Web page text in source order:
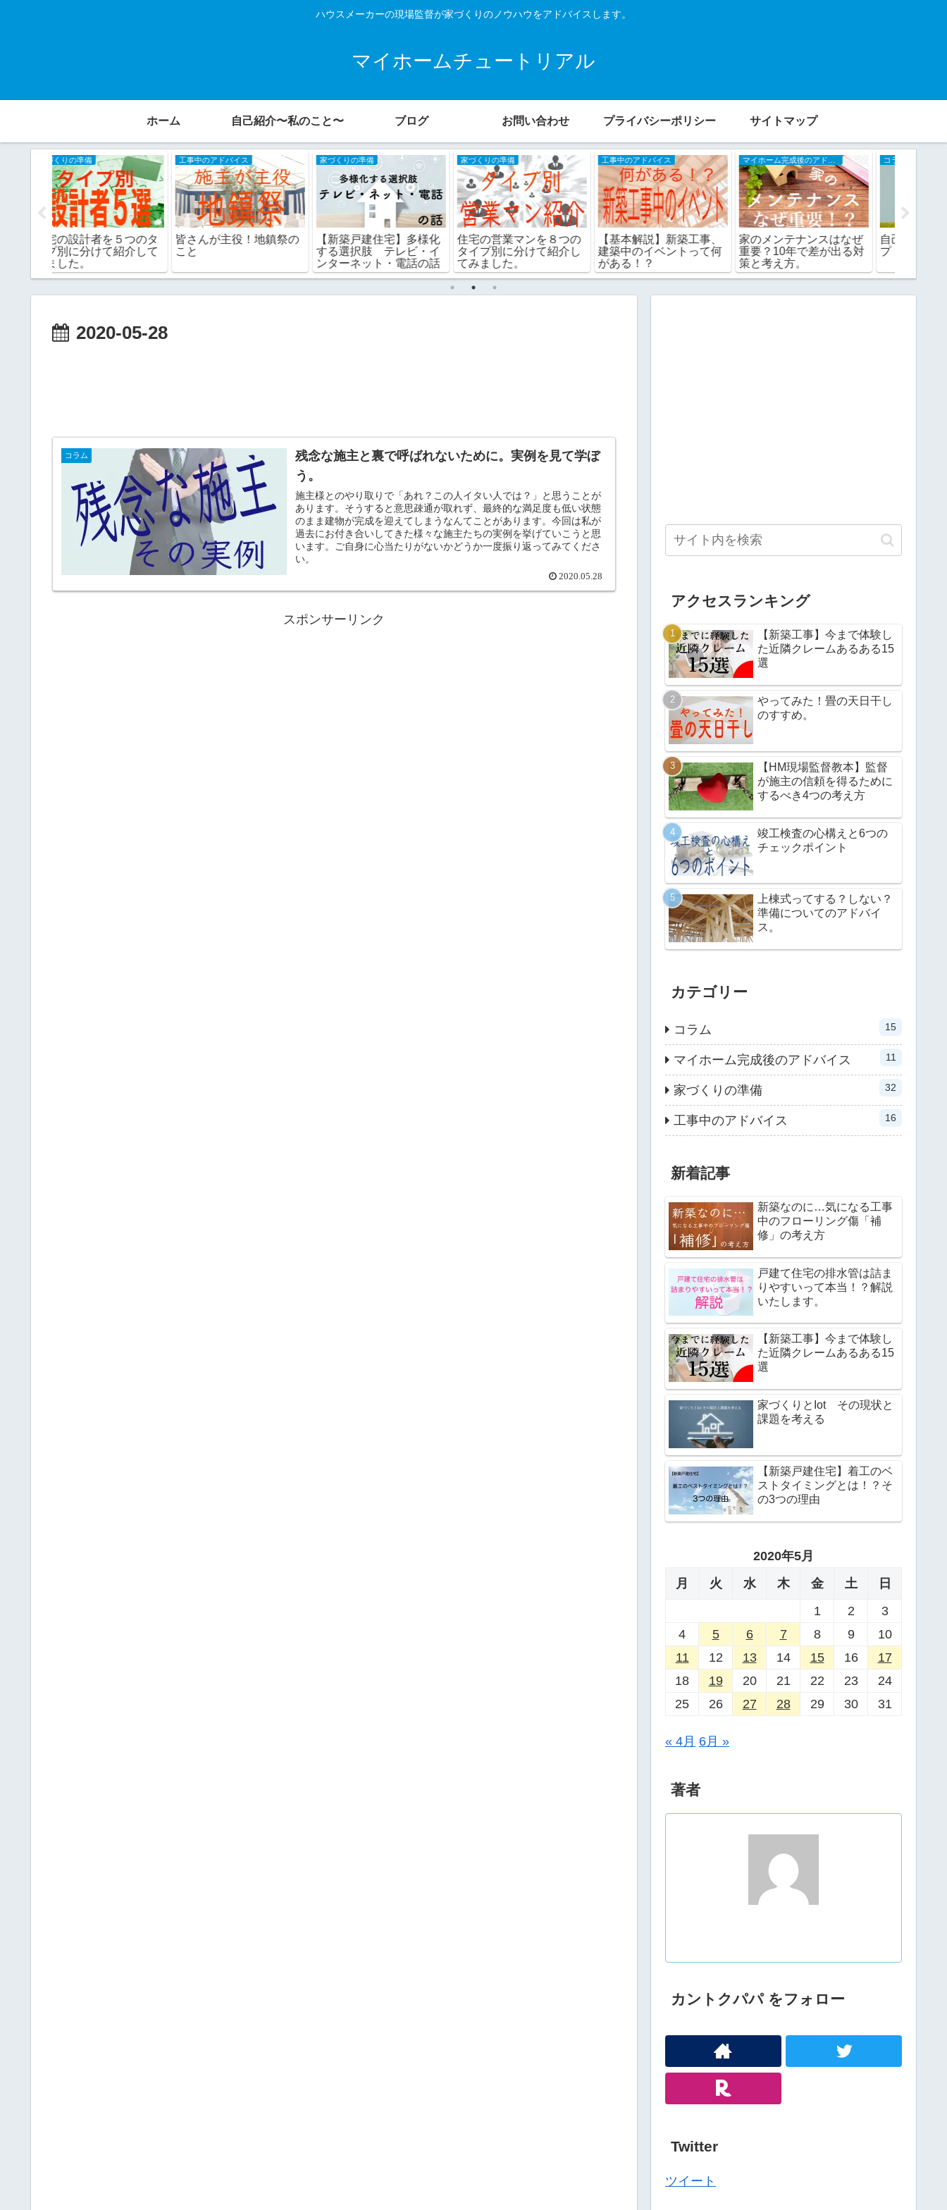
ハウスメーカーの現場監督が家づくりのノウハウをアドバイスします。
マイホームチュートリアル
ホーム 自己紹介〜私のこと〜 ブログ お問い合わせ プライバシーポリシー サイトマップ
工事中のアドバイス
皆さんが主役！地鎮祭の
こと
家づくりの準備
【新築戸建住宅】多様化
する選択肢 テレビ・イ
ンターネット・電話の話
家づくりの準備
住宅の営業マンを８つの
タイプ別に分けて紹介し
てみました。
工事中のアドバイス
【基本解説】新築工事、
建築中のイベントって何
がある！？
マイホーム完成後のアドバイス
家のメンテナンスはなぜ
重要？10年で差が出る対
策と考え方。
コラム
自己紹介〜ブログコンセ
プト〜
2020-05-28
コラム
残念な施主と裏で呼ばれないために。実例を見て学ぼ
う。
施主様とのやり取りで「あれ？この人イタい人では？」と思うことが
あります。そうすると意思疎通が取れず、最終的な満足度も低い状態
のまま建物が完成を迎えてしまうなんてことがあります。今回は私が
過去にお付き合いしてきた様々な施主たちの実例を挙げていこうと思
います。ご自身に心当たりがないかどうか一度振り返ってみてくださ
い。
2020.05.28
スポンサーリンク
アクセスランキング
【新築工事】今まで体験し
た近隣クレームあるある15
選
やってみた！畳の天日干し
のすすめ。
【HM現場監督教本】監督
が施主の信頼を得るために
するべき4つの考え方
竣工検査の心構えと6つの
チェックポイント
上棟式ってする？しない？
準備についてのアドバイ
ス。
カテゴリー
コラム 15
マイホーム完成後のアドバイス 11
家づくりの準備 32
工事中のアドバイス 16
新着記事
新築なのに…気になる工事
中のフローリング傷「補
修」の考え方
戸建て住宅の排水管は詰ま
りやすいって本当！？解説
いたします。
【新築工事】今まで体験し
た近隣クレームあるある15
選
家づくりとIot その現状と
課題を考える
【新築戸建住宅】着工のベ
ストタイミングとは！？そ
の3つの理由
2020年5月
月
火 水 木 金 土
日
1
2
3
4
5 6 7 8 9
10
11
12 13 14 15 16
17
18
19 20 21 22 23
24
25
26 27 28 29 30 31
« 4月 6月 »
著者
カントクパパ をフォロー
Twitter
ツイート